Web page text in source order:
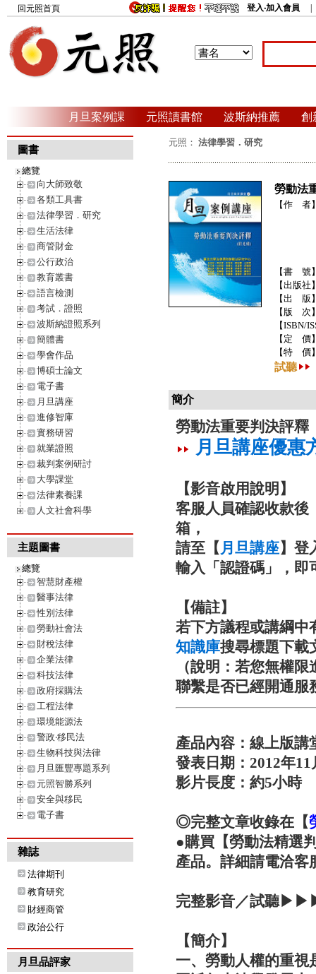
回元照首頁 登入‧加入會員
月旦案例課 元照讀書館 波斯納推薦 創
圖書
總覽
向大師致敬
各類工具書
法律學習．研究
生活法律
商管財金
公行政治
教育叢書
語言檢測
考試．證照
波斯納證照系列
簡體書
學會作品
博碩士論文
電子書
月旦講座
進修智庫
實務研習
就業證照
裁判案例研討
大學課堂
法律素養課
人文社會科學
主題圖書
總覽
智慧財產權
醫事法律
性別法律
勞動社會法
財稅法律
企業法律
科技法律
政府採購法
工程法律
環境能源法
警政‧移民法
生物科技與法律
月旦匯豐專題系列
元照智勝系列
安全與移民
電子書
雜誌
法律期刊
教育研究
財經商管
政治公行
月旦品評家
元照： 法律學習．研究
勞動法
【作 者
【書 號
【出版社
【出 版
【版 次
【ISBN/
【定 價
【特 價
試聽
簡介
勞動法重要判決評釋
月旦講座優惠
【影音啟用說明】
客服人員確認收款後
箱，
請至【 月旦講座】登
輸入「認證碼」，即
【備註】
若下方議程或講綱中
知識庫搜尋標題下載
（說明：若您無權
聯繫是否已經開通服
產品內容： 線上版講
發表日期： 2012年11
影片長度： 約5小時
◎完整文章收錄在【
●購買【勞動法精選
產品。詳細請電洽客
完整影音／試聽
【簡介】
一、勞動人權的重視